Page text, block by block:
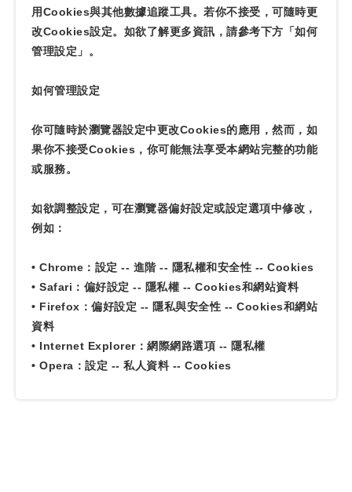
用Cookies與其他數據追蹤工具。若你不接受，可隨時更
改Cookies設定。如欲了解更多資訊，請參考下方「如何
管理設定」。
如何管理設定
你可隨時於瀏覽器設定中更改Cookies的應用，然而，如
果你不接受Cookies，你可能無法享受本網站完整的功能
或服務。
如欲調整設定，可在瀏覽器偏好設定或設定選項中修改，
例如：
• Chrome：設定 -- 進階 -- 隱私權和安全性 -- Cookies
• Safari：偏好設定 -- 隱私權 -- Cookies和網站資料
• Firefox：偏好設定 -- 隱私與安全性 -- Cookies和網站
資料
• Internet Explorer：網際網路選項 -- 隱私權
• Opera：設定 -- 私人資料 -- Cookies